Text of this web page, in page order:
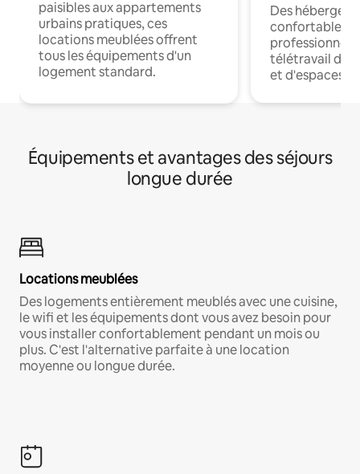
paisibles aux appartements
urbains pratiques, ces
locations meublées offrent
tous les équipements d'un
logement standard.
Des
confortables
professionnels
télétravail
et d'espaces
Équipements et avantages des séjours
longue durée
Locations meublées
Des logements entièrement meublés avec une cuisine,
le wifi et les équipements dont vous avez besoin pour
vous installer confortablement pendant un mois ou
plus. C'est l'alternative parfaite à une location
moyenne ou longue durée.